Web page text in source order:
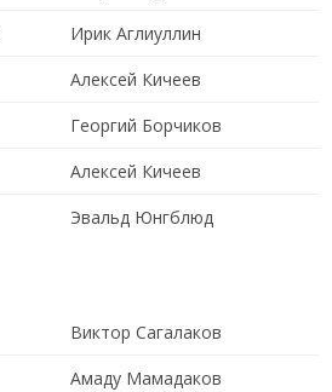
Ирик Аглиуллин
Алексей Кичеев
Георгий Борчиков
Алексей Кичеев
Эвальд Юнгблюд
Виктор Сагалаков
Амаду Мамадаков